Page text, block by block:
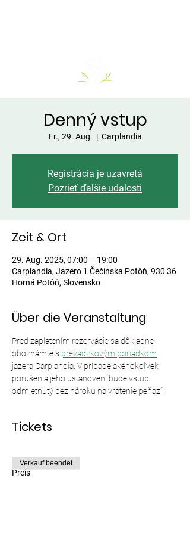
Denný vstup
Fr., 29. Aug.
  |
Carplandia
Registrácia je uzavretá
Pozrieť ďalšie udalosti
Zeit & Ort
29. Aug. 2025, 07:00 – 19:00
Carplandia, Jazero 1 Čečínska Potôň, 930 36
Horná Potôň, Slovensko
Über die Veranstaltung
Pred zaplatením rezervácie sa dôkladne
oboznámte s prevádzkovým poriadkom
jazera Carplandia. V prípade akéhokoľvek
porušenia jeho ustanovení bude vstup
odmietnutý bez nároku na vrátenie peňazí.
Tickets
Preis
Verkauf beendet